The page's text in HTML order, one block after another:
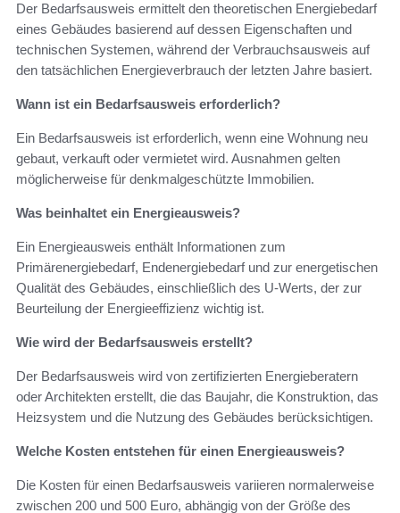
Der Bedarfsausweis ermittelt den theoretischen Energiebedarf
eines Gebäudes basierend auf dessen Eigenschaften und
technischen Systemen, während der Verbrauchsausweis auf
den tatsächlichen Energieverbrauch der letzten Jahre basiert.
Wann ist ein Bedarfsausweis erforderlich?
Ein Bedarfsausweis ist erforderlich, wenn eine Wohnung neu
gebaut, verkauft oder vermietet wird. Ausnahmen gelten
möglicherweise für denkmalgeschützte Immobilien.
Was beinhaltet ein Energieausweis?
Ein Energieausweis enthält Informationen zum
Primärenergiebedarf, Endenergiebedarf und zur energetischen
Qualität des Gebäudes, einschließlich des U-Werts, der zur
Beurteilung der Energieeffizienz wichtig ist.
Wie wird der Bedarfsausweis erstellt?
Der Bedarfsausweis wird von zertifizierten Energieberatern
oder Architekten erstellt, die das Baujahr, die Konstruktion, das
Heizsystem und die Nutzung des Gebäudes berücksichtigen.
Welche Kosten entstehen für einen Energieausweis?
Die Kosten für einen Bedarfsausweis variieren normalerweise
zwischen 200 und 500 Euro, abhängig von der Größe des